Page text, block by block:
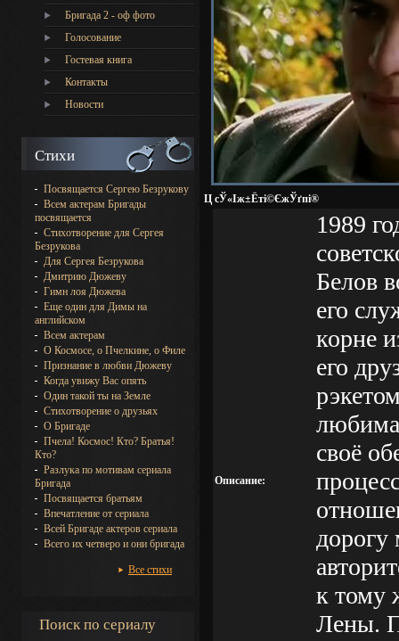
Бригада 2 - оф фото
Голосование
Гостевая книга
Контакты
Новости
Стихи
Посвящается Сергею Безрукову
Всем актерам Бригады
посвящается
Стихотворение для Сергея
Безрукова
Для Сергея Безрукова
Дмитрию Дюжеву
Гимн лоя Дюжева
Еще один для Димы на
английском
Всем актерам
О Космосе, о Пчелкине, о Филе
Признание в любви Дюжеву
Когда увижу Вас опять
Один такой ты на Земле
Стихотворение о друзьях
О Бригаде
Пчела! Космос! Кто? Братья!
Кто?
Разлука по мотивам сериала
Бригада
Посвящается братьям
Впечатление от сериала
Всей Бригаде актеров сериала
Всего их четверо и они бригада
Все стихи
Поиск по сериалу
Ц сЎ«Іж±Ёті©ЄжЎґпі®
Описание:
1989
Белов
его
корне
его
своё
к тому
Лены.